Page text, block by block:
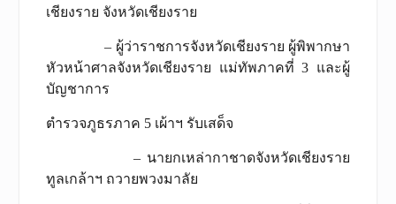
เชียงราย จังหวัดเชียงราย
– ผู้ว่าราชการจังหวัดเชียงราย ผู้พิพากษา
หัวหน้าศาลจังหวัดเชียงราย แม่ทัพภาคที่ 3 และผู้
บัญชาการ
ตำรวจภูธรภาค 5 เผ้าฯ รับเสด็จ
– นายกเหล่ากาชาดจังหวัดเชียงราย
ทูลเกล้าฯ ถวายพวงมาลัย